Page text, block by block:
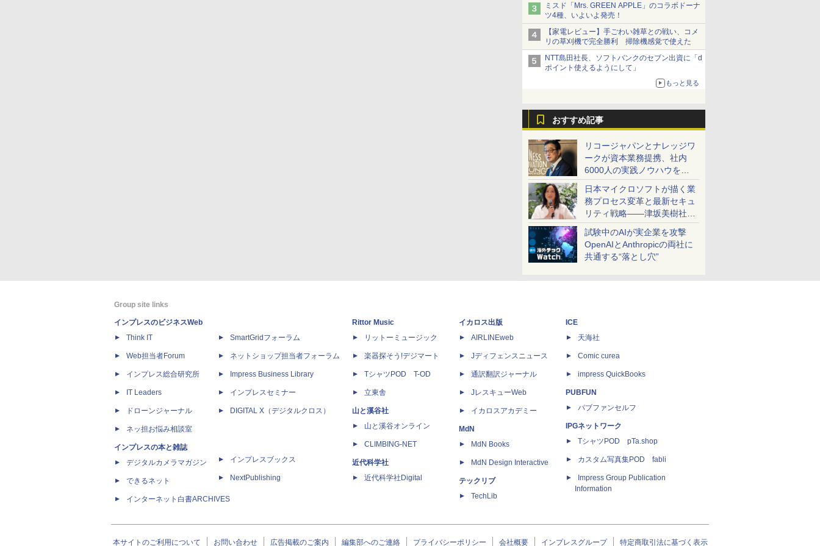
ミスド「Mrs. GREEN APPLE」のコラボドーナ
ツ4種、いよいよ発売！
【家電レビュー】手ごわい雑草との戦い、コメ
リの草刈機で完全勝利 掃除機感覚で使えた
NTT島田社長、ソフトバンクのセブン出資に「d
ポイント使えるようにして」
もっと見る
おすすめ記事
リコージャパンとナレッジワ
ークが資本業務提携、社内
6000人の実践ノウハウを生
かした「AI商談記録 for
RICOH」を展開へ
日本マイクロソフトが描く業
務プロセス変革と最新セキュ
リティ戦略――津坂美樹社長
が2027年度戦略を説明
試験中のAIが実企業を攻撃
OpenAIとAnthropicの両社に
共通する“落とし穴”
Group site links
インプレスのビジネスWeb
Think IT
Web担当者Forum
インプレス総合研究所
IT Leaders
ドローンジャーナル
ネッ担お悩み相談室
インプレスの本と雑誌
デジタルカメラマガジン
できるネット
インターネット白書ARCHIVES
SmartGridフォーラム
ネットショップ担当者フォーラム
Impress Business Library
インプレスセミナー
DIGITAL X（デジタルクロス）
インプレスブックス
NextPublishing
Rittor Music
リットーミュージック
楽器探そう!デジマート
TシャツPOD T-OD
立東舎
山と溪谷社
山と溪谷オンライン
CLIMBING-NET
近代科学社
近代科学社Digital
イカロス出版
AIRLINEweb
Jディフェンスニュース
通訳翻訳ジャーナル
JレスキューWeb
イカロスアカデミー
MdN
MdN Books
MdN Design Interactive
テックリブ
TechLib
ICE
天海社
Comic curea
impress QuickBooks
PUBFUN
パブファンセルフ
IPGネットワーク
TシャツPOD pTa.shop
カスタム写真集POD fabli
Impress Group Publication
Information
本サイトのご利用について お問い合わせ 広告掲載のご案内 編集部へのご連絡 プライバシーポリシー 会社概要 インプレスグループ 特定商取引法に基づく表示